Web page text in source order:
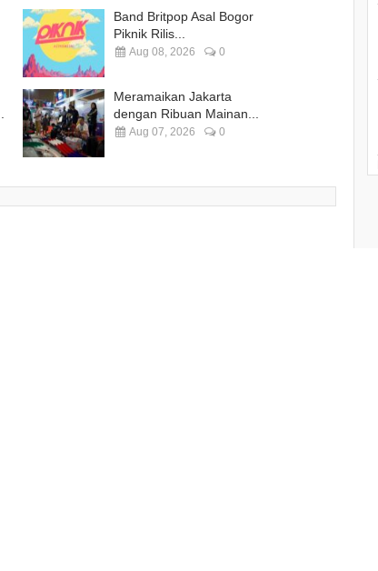
Band Britpop Asal Bogor
Piknik Rilis...
Aug 08, 2026 0
Meramaikan Jakarta
dengan Ribuan Mainan...
Aug 07, 2026 0